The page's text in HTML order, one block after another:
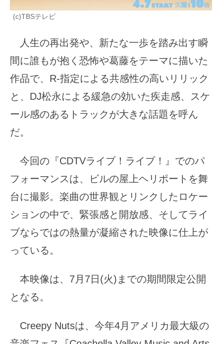
(c)TBSテレビ
人生の再出発や、新たな一歩を踏み出す瞬
間に誰もが抱く恐怖や葛藤をテーマに描いた
作品で、R-指定による共感性の高いリリック
と、DJ松永による緩急の効いた疾走感、スケ
ール感のあるトラックが大きな話題を呼ん
だ。
今回の『CDTVライブ！ライブ！』でのパ
フォーマンスは、ビルの屋上ヘリポートを舞
台に撮影。楽曲の世界観とリンクしたロケー
ションの中で、緊張感と開放感、そしてライ
ブならではの熱量が凝縮された映像に仕上が
っている。
本映像は、7月7日(火)までの期間限定公開
となる。
Creepy Nutsは、今年4月アメリカ最大級の